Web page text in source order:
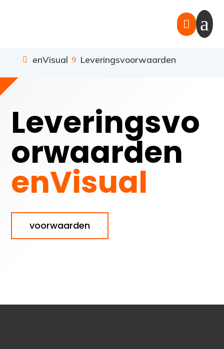
 a
enVisual 9 Leveringsvoorwaarden
Leveringsvo
orwaarden
enVisual
voorwaarden